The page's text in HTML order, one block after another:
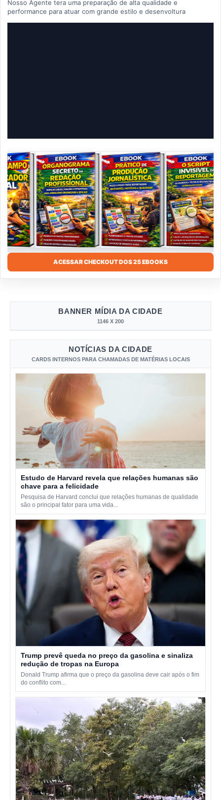
Nosso Agente tera uma preparação de alta qualidade e
performance para atuar com grande estilo e desenvoltura
ACESSAR CHECKOUT DOS 25 EBOOKS
BANNER MÍDIA DA CIDADE
1146 X 200
NOTÍCIAS DA CIDADE
CARDS INTERNOS PARA CHAMADAS DE MATÉRIAS LOCAIS
Estudo de Harvard revela que relações humanas são
chave para a felicidade
Pesquisa de Harvard conclui que relações humanas de qualidade
são o principal fator para uma vida...
Trump prevê queda no preço da gasolina e sinaliza
redução de tropas na Europa
Donald Trump afirma que o preço da gasolina deve cair após o fim
do conflito com...